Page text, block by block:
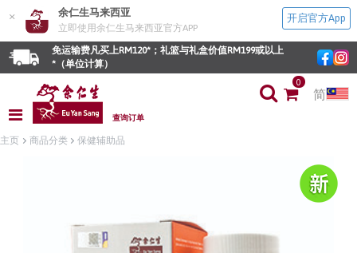
× 余仁生马来西亚
立即使用余仁生马来西亚官方APP
开启官方App
免运输费凡买上RM120*；礼篮与礼盒价值RM199或以上
*（单位计算）
查询订单
0
简
主页 商品分类 保健辅助品